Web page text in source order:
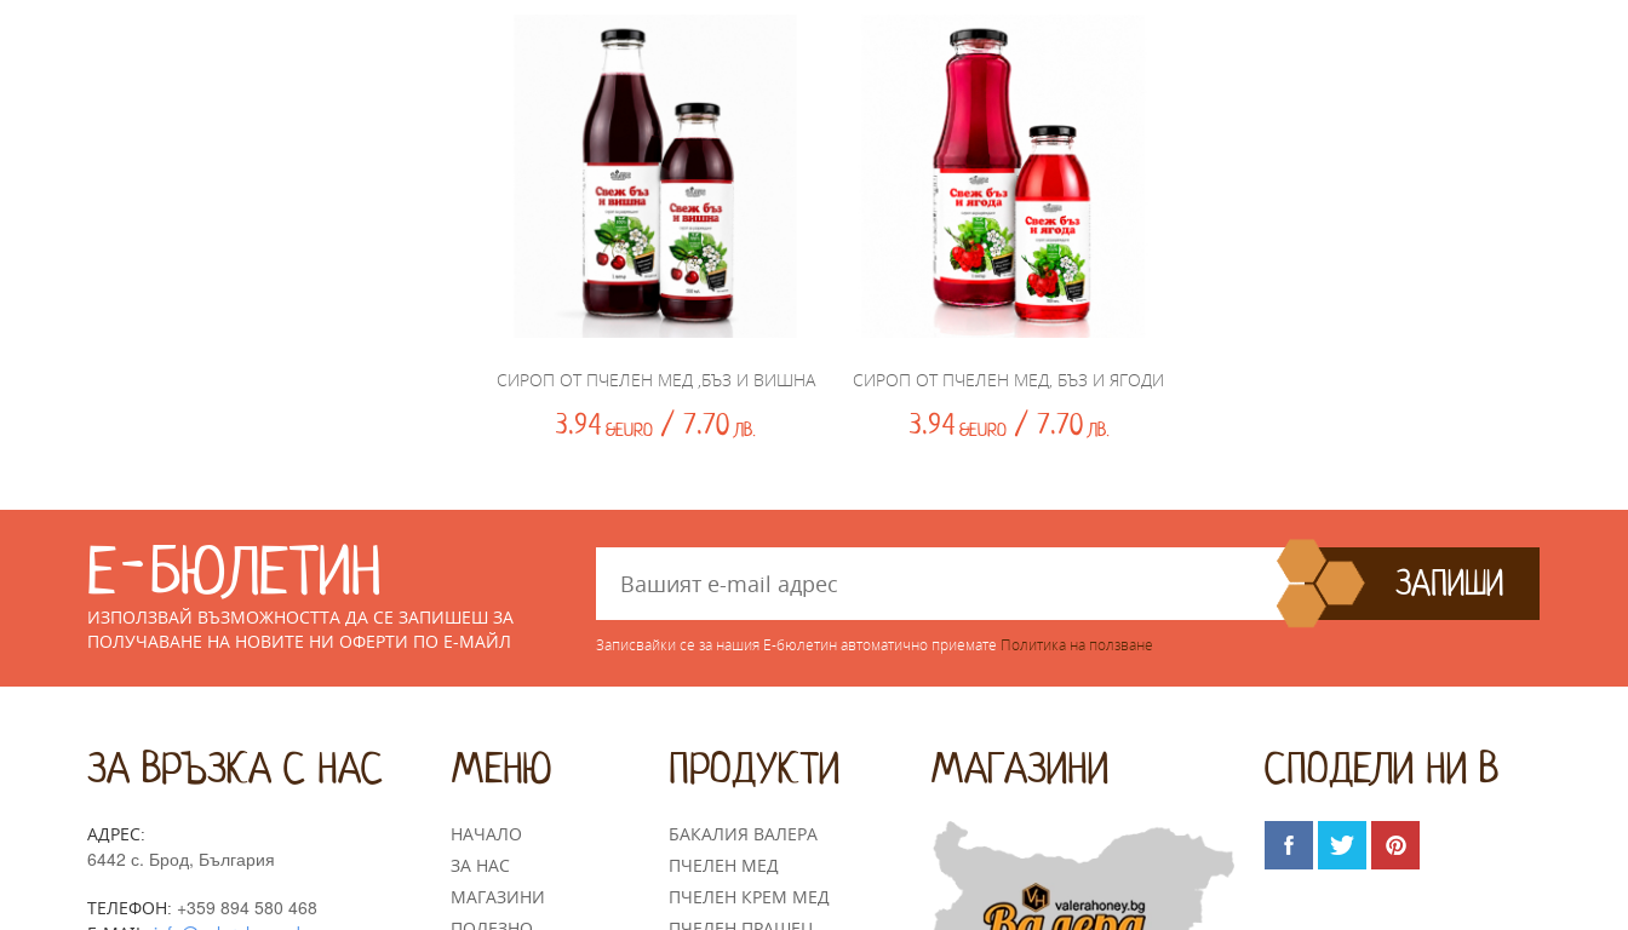
СИРОП ОТ ПЧЕЛЕН МЕД ,БЪЗ И ВИШНА
3.94 &EURO / 7.70 ЛВ.
СИРОП ОТ ПЧЕЛЕН МЕД, БЪЗ И ЯГОДИ
3.94&EURO/ 7.70ЛВ.
Е-БЮЛЕТИН
ИЗПОЛЗВАЙ ВЪЗМОЖНОСТТА ДА СЕ ЗАПИШЕШ ЗА
ПОЛУЧАВАНЕ НА НОВИТЕ НИ ОФЕРТИ ПО E-МАЙЛ
ЗАПИШИ
Записвайки се за нашия Е-бюлетин автоматично приемате Политика на ползване
ЗА ВРЪЗКА С НАС
АДРЕС:
6442 с. Брод, България
ТЕЛЕФОН: +359 894 580 468
МЕНЮ
НАЧАЛО
ЗА НАС
МАГАЗИНИ
ПРОДУКТИ
БАКАЛИЯ ВАЛЕРА
ПЧЕЛЕН МЕД
ПЧЕЛЕН КРЕМ МЕД
МАГАЗИНИ СПOДЕЛИ НИ В